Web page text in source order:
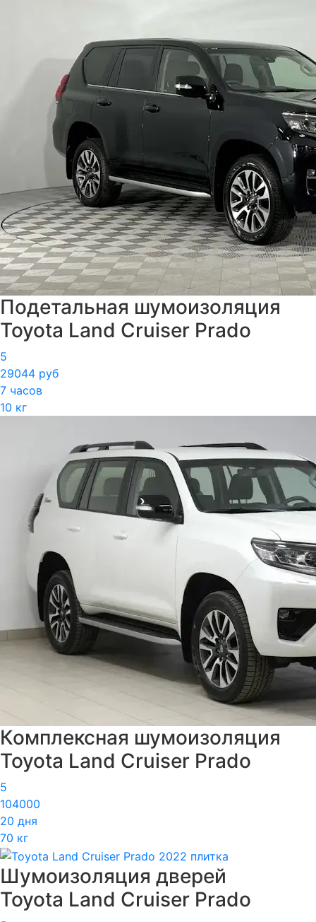
Подетальная шумоизоляция
Toyota Land Cruiser Prado
5
29044 руб
7 часов
10 кг
Комплексная шумоизоляция
Toyota Land Cruiser Prado
5
104000
20 дня
70 кг
Шумоизоляция дверей
Toyota Land Cruiser Prado